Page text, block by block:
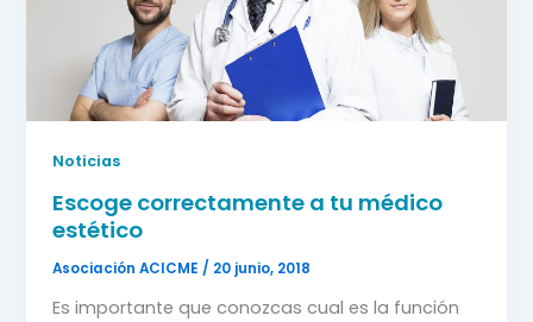
Noticias
Escoge correctamente a tu médico
estético
Asociación ACICME / 20 junio, 2018
Es importante que conozcas cual es la función